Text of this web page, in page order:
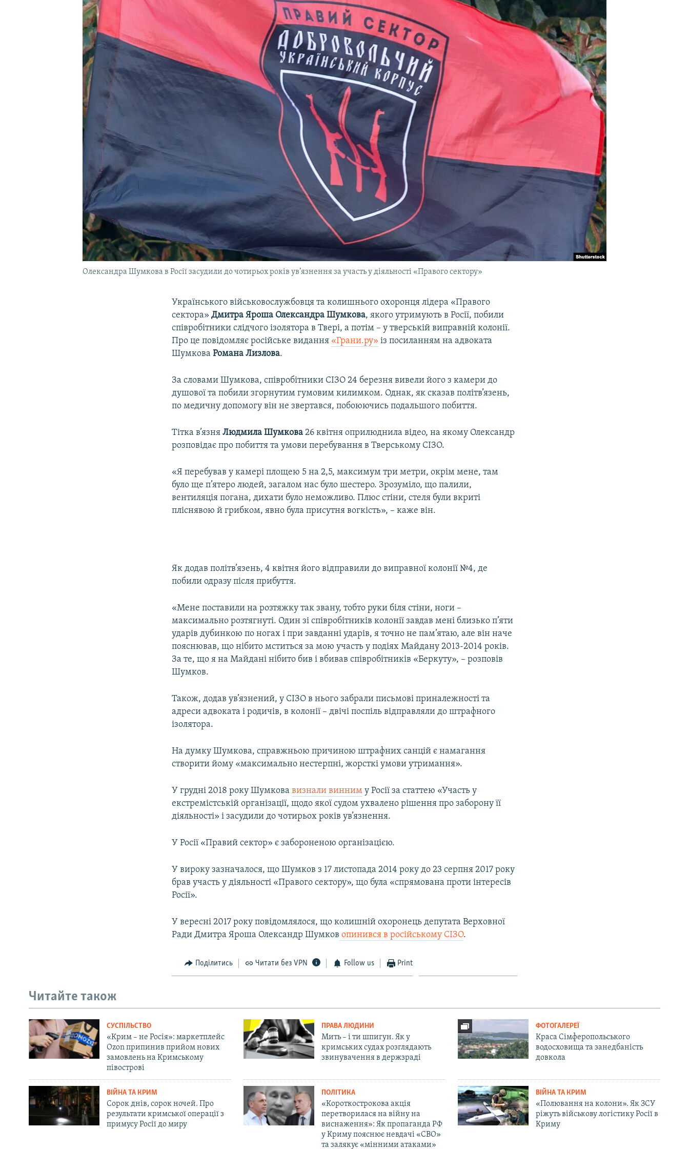
УКРАЇНСЬКА ПРОБЛЕМА КРИМУ
Олександра Шумкова в Росії засудили до чотирьох років ув’язнення за участь у діяльності «Правого сектору»
Українського військовослужбовця та колишнього охоронця лідера «Правого
сектора»Дмитра Яроша Олександра Шумкова, якого утримують в Росії, побили
співробітники слідчого ізолятора в Твері, а потім – у тверській виправній колонії.
Про це повідомляє російське видання «Грани.ру» із посиланням на адвоката
ШумковаРомана Лизлова.
За словами Шумкова, співробітники СІЗО 24 березня вивели його з камери до
душової та побили згорнутим гумовим килимком. Однак, як сказав політв’язень,
по медичну допомогу він не звертався, побоюючись подальшого побиття.
Тітка в’язняЛюдмила Шумкова 26 квітня оприлюднила відео, на якому Олександр
розповідає про побиття та умови перебування в Тверському СІЗО.
«Я перебував у камері площею 5 на 2,5, максимум три метри, окрім мене, там
було ще п’ятеро людей, загалом нас було шестеро. Зрозуміло, що палили,
вентиляція погана, дихати було неможливо. Плюс стіни, стеля були вкриті
пліснявою й грибком, явно була присутня вогкість», – каже він.
Як додав політв’язень, 4 квітня його відправили до виправної колонії №4, де
побили одразу після прибуття.
«Мене поставили на розтяжку так звану, тобто руки біля стіни, ноги –
максимально розтягнуті. Один зі співробітників колонії завдав мені близько п’яти
ударів дубинкою по ногах і при завданні ударів, я точно не пам’ятаю, але він наче
пояснював, що нібито мститься за мою участь у подіях Майдану 2013-2014 років.
За те, що я на Майдані нібито бив і вбивав співробітників «Беркуту», – розповів
Шумков.
Також, додав ув’язнений, у СІЗО в нього забрали письмові приналежності та
адреси адвоката і родичів, в колонії – двічі поспіль відправляли до штрафного
ізолятора.
На думку Шумкова, справжньою причиною штрафних санцій є намагання
створити йому «максимально нестерпні, жорсткі умови утримання».
У грудні 2018 року Шумковавизнали винним у Росії за статтею «Участь у
екстремістській організації, щодо якої судом ухвалено рішення про заборону її
діяльності» і засудили до чотирьох років ув’язнення.
У Росії «Правий сектор» є забороненою організацією.
У вироку зазначалося, що Шумков з 17 листопада 2014 року до 23 серпня 2017 року
брав участь у діяльності «Правого сектору», що була «спрямована проти інтересів
Росії».
У вересні 2017 року повідомлялося, що колишній охоронець депутата Верховної
Ради Дмитра Яроша Олександр Шумков опинився в російському СІЗО.
Поділитись Читати без VPN Follow us Print
Читайте також
СУСПІЛЬСТВО
«Крим – не Росія»: маркетплейс
Ozon припинив прийом нових
замовлень на Кримському
півострові
ПРАВА ЛЮДИНИ
Мить – і ти шпигун. Як у
кримських судах розглядають
звинувачення в держзраді
ФОТОГАЛЕРЕЇ
Краса Сімферопольського
водосховища та занедбаність
довкола
ВІЙНА ТА КРИМ
Сорок днів, сорок ночей. Про
результати кримської операції з
примусу Росії до миру
ПОЛІТИКА
«Короткострокова акція
перетворилася на війну на
виснаження»: Як пропаганда РФ
у Криму пояснює невдачі «СВО»
та залякує «мінними атаками»
ВІЙНА ТА КРИМ
«Полювання на колони». Як ЗСУ
ріжуть військову логістику Росії в
Криму